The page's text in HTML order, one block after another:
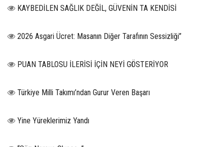
KAYBEDİLEN SAĞLIK DEĞİL, GÜVENİN TA KENDİSİ
2026 Asgari Ücret: Masanın Diğer Tarafının Sessizliği”
PUAN TABLOSU İLERİSİ İÇİN NEYİ GÖSTERİYOR
Türkiye Milli Takımı’ndan Gurur Veren Başarı
Yine Yüreklerimiz Yandı